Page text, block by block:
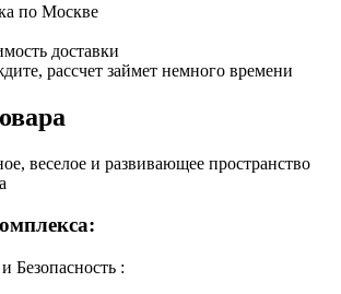
по Москве
доставки
рассчет займет немного времени
веселое и развивающее пространство
Безопасность :